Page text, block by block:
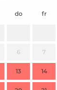
do fr
6 7
13 14